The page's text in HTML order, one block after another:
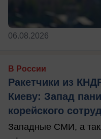
06.08.2026
В России
Ракетчики из
Киеву: Запад
корейского
Западные СМИ, а